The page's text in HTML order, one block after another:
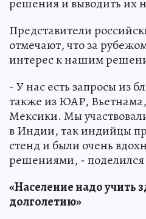
Представители
отмечают, что за
интерес к нашим
- У нас есть запросы из
также из ЮАР,
Мексики. Мы
в Индии, так индийцы
стенд и были очень
решениями, -
«Население надо учить
долголетию»